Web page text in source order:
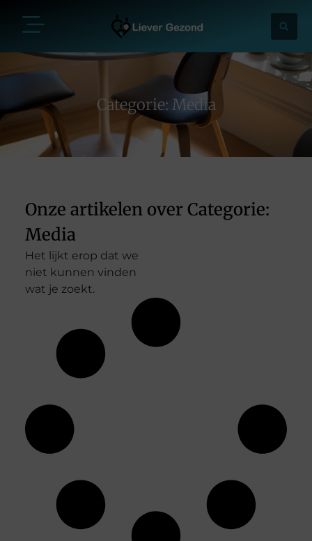
Categorie: Media
Onze artikelen over Categorie:
Media
Het lijkt erop dat we
niet kunnen vinden
wat je zoekt.